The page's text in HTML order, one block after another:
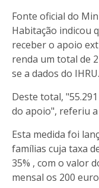
Fonte oficial do
Habitação indicou
receber o apoio
renda um total de
se a dados do IHRU.
Deste total,
do apoio", referiu
Esta medida foi
famílias cuja taxa
35% , com o valor
mensal os 200